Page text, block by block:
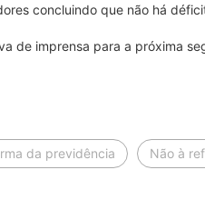
concluindo que não há
de imprensa para a próxima
da previdência Não à